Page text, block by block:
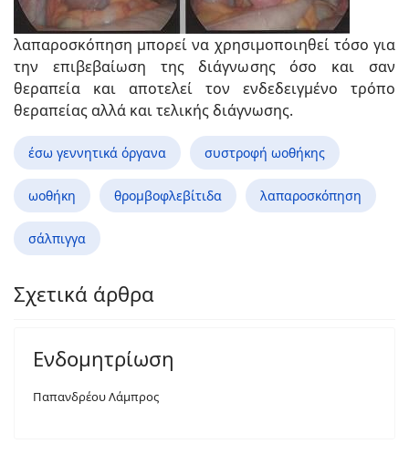
λαπαροσκόπηση μπορεί να χρησιμοποιηθεί τόσο για
την επιβεβαίωση της διάγνωσης όσο και σαν
θεραπεία και αποτελεί τον ενδεδειγμένο τρόπο
θεραπείας αλλά και τελικής διάγνωσης.
έσω γεννητικά όργανα συστροφή ωοθήκης
ωοθήκη θρομβοφλεβίτιδα λαπαροσκόπηση
σάλπιγγα
Σχετικά άρθρα
Ενδομητρίωση
Παπανδρέου Λάμπρος